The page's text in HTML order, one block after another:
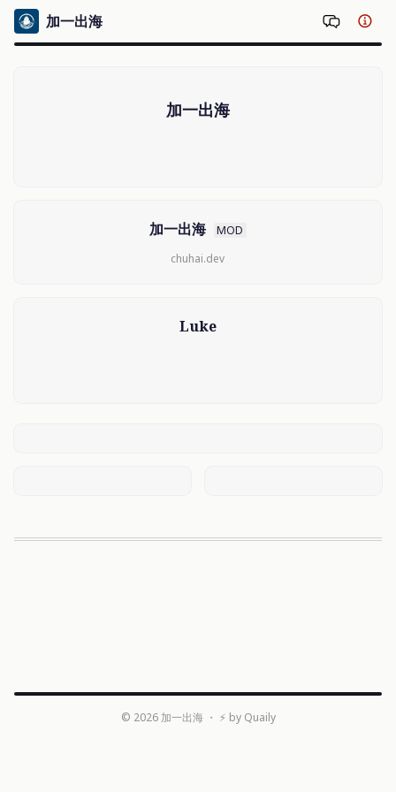
加一出海
加一出海
加一出海
MOD
chuhai.dev
Luke
© 2026 加一出海・ ⚡ by Quaily